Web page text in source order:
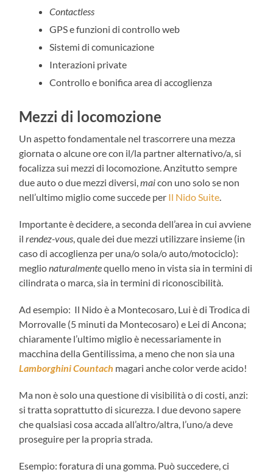
Contactless
GPS e funzioni di controllo web
Sistemi di comunicazione
Interazioni private
Controllo e bonifica area di accoglienza
Mezzi di locomozione
Un aspetto fondamentale nel trascorrere una mezza
giornata o alcune ore con il/la partner alternativo/a, si
focalizza sui mezzi di locomozione. Anzitutto sempre
due auto o due mezzi diversi,maicon uno solo se non
nell’ultimo miglio come succede per Il Nido Suite
Importante è decidere, a seconda dell’area in cui avviene
ilrendez-vous , quale dei due mezzi utilizzare insieme (in
caso di accoglienza per una/o sola/o auto/motociclo):
meglionaturalmentequello meno in vista sia in termini di
cilindrata o marca, sia in termini di riconoscibilità.
Ad esempio: Il Nido è a Montecosaro, Lui è di Trodica di
Morrovalle (5 minuti da Montecosaro) e Lei di Ancona;
chiaramente l’ultimo miglio è necessariamente in
macchina della Gentilissima, a meno che non sia una
Lamborghini Countach magari anche color verde acido!
Ma non è solo una questione di visibilità o di costi, anzi:
si tratta soprattutto di sicurezza. I due devono sapere
che qualsiasi cosa accada all’altro/altra, l’uno/a deve
proseguire per la propria strada.
Esempio: foratura di una gomma. Può succedere, ci